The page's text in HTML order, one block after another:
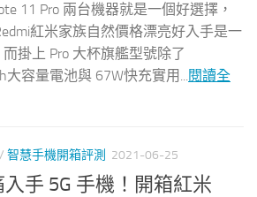
11 Pro 兩台機器就是一個好選擇，
紅米家族自然價格漂亮好入手是一
掛上 Pro 大杯旗艦型號除了
大容量電池與 67W快充實用...閱讀全
/ 智慧手機開箱評測 2021-06-25
手 5G 手機！開箱紅米